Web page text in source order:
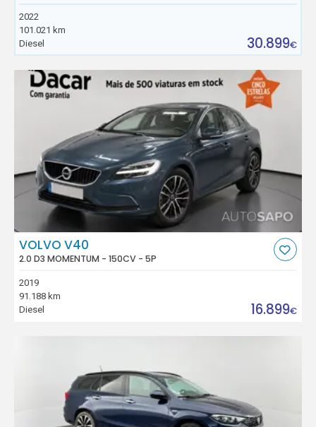
2022
101.021 km
Diesel
30.899€
VOLVO V40
2.0 D3 MOMENTUM - 150CV - 5P
2019
91.188 km
Diesel
16.899€